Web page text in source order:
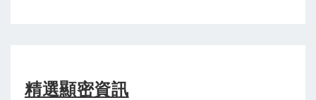
精選顯密資訊